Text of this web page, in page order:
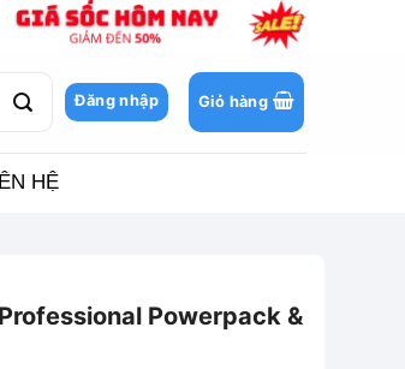
Đăng nhập Giỏ hàng
HỆ
Powerpack &